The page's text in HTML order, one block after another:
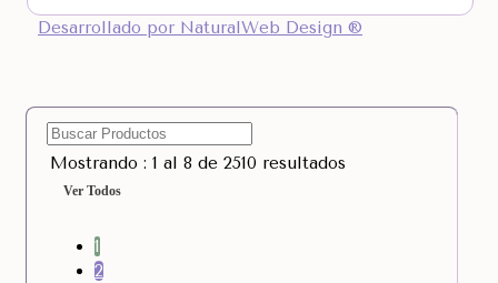
Desarrollado por NaturalWeb Design ®
Mostrando : 1 al 8 de 2510 resultados
Ver Todos
1
2